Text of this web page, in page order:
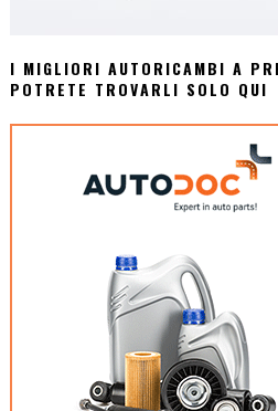
I MIGLIORI AUTORICAMBI A
POTRETE TROVARLI SOLO QUI